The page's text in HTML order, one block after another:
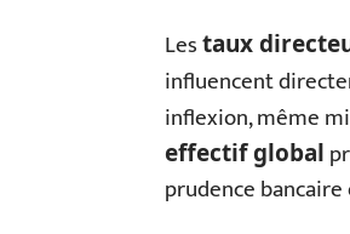
Lestaux
influencent
inflexion, même
effectif global
prudence